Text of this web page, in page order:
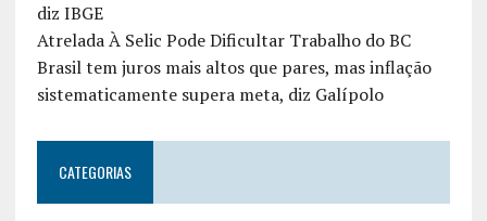
diz IBGE
Atrelada À Selic Pode Dificultar Trabalho do BC
Brasil tem juros mais altos que pares, mas inflação
sistematicamente supera meta, diz Galípolo
CATEGORIAS